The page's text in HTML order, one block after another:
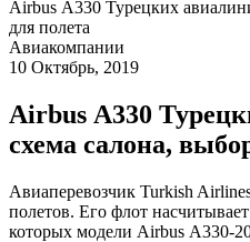
Аirbus А330 Турецких
для полета
Авиакомпании
10 Октябрь, 2019
Аirbus А330
схема салона,
Авиаперевозчик Turkish
полетов. Его флот
которых модели Аirbus А330-